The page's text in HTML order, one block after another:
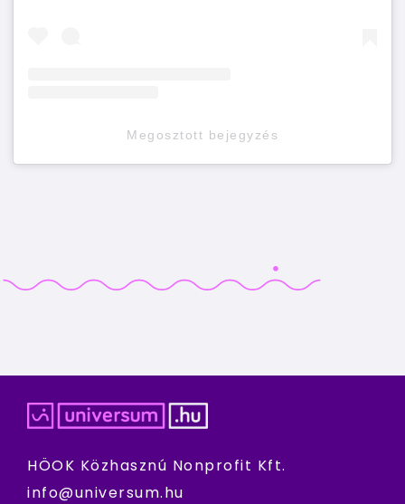
Megosztott bejegyzés
HÖOK Közhasznú Nonprofit Kft.
info@universum.hu